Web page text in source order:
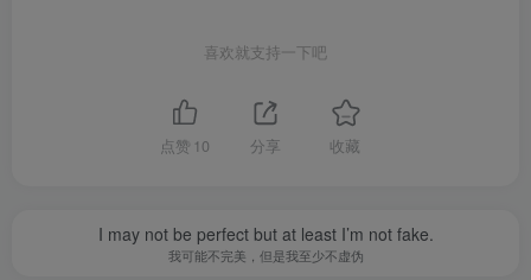
战三回合，赢奖离开。或者再也无法出去。
喜欢就支持一下吧
点赞 10 分享 收藏
I may not be perfect but at least I’m not fake.
我可能不完美，但是我至少不虚伪